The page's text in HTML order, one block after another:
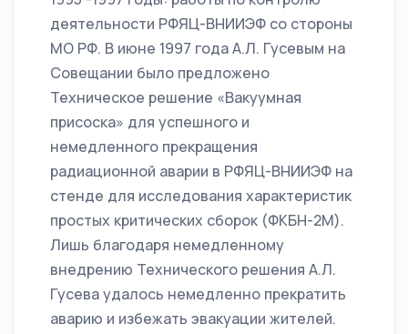
деятельности РФЯЦ-ВНИИЭФ со стороны
МО РФ. В июне 1997 года А.Л. Гусевым на
Совещании было предложено
Техническое решение «Вакуумная
присоска» для успешного и
немедленного прекращения
радиационной аварии в РФЯЦ-ВНИИЭФ на
стенде для исследования характеристик
простых критических сборок (ФКБН-2М).
Лишь благодаря немедленному
внедрению Технического решения А.Л.
Гусева удалось немедленно прекратить
аварию и избежать эвакуации жителей.